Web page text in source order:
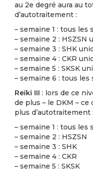
au 2e degré aura au
d’autotraitement :
– semaine 1 : tous les
– semaine 2 : HSZSN
– semaine 3 : SHK
– semaine 4 : CKR
– semaine 5 : SKSK
– semaine 6 : tous
Reiki III : lors de ce
de plus – le DKM –
plus d’autotraitement :
– semaine 1 : tous les
– semaine 2 : HSZSN
– semaine 3 : SHK
– semaine 4 : CKR
– semaine 5 : SKSK